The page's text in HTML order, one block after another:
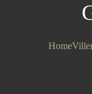
Home